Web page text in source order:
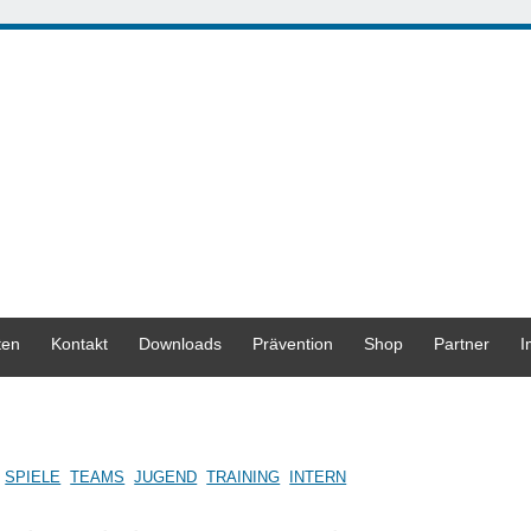
Kontakt Downloads Prävention Shop Partner
SPIELE TEAMS JUGEND TRAINING INTERN